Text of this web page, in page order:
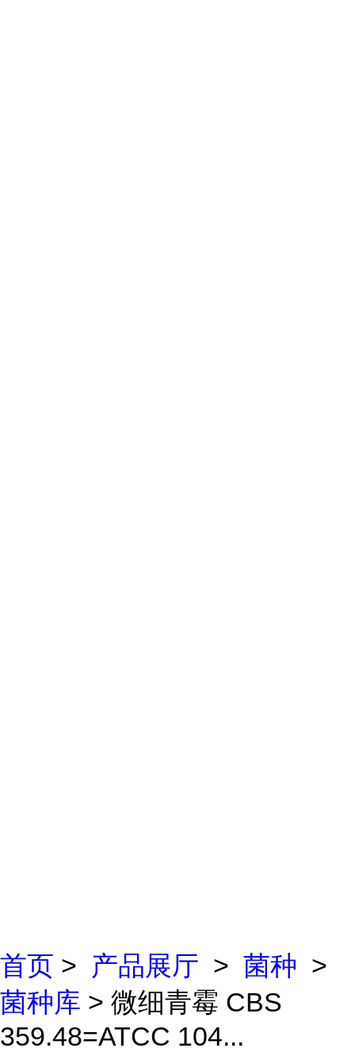
首页 > 产品展厅 > 菌种 >
菌种库 > 微细青霉 CBS
359.48=ATCC 104...